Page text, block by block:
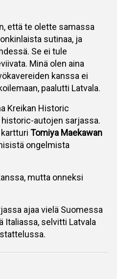
että te olette samassa
sutinaa, ja
Se ei tule
Minä olen aina
kanssa ei
paalutti Latvala.
Kreikan Historic
autojen sarjassa.
Tomiya Maekawan
ongelmista
mutta onneksi
ajaa vielä Suomessa
Italiassa, selvitti Latvala